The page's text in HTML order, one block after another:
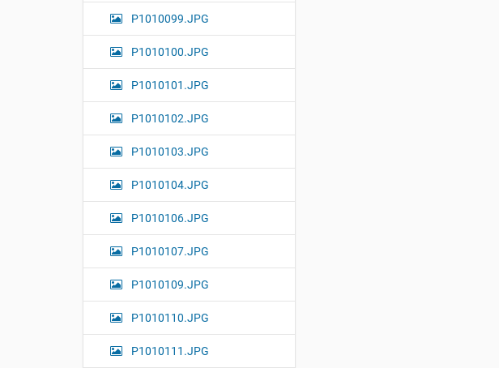
P1010099.JPG
P1010100.JPG
P1010101.JPG
P1010102.JPG
P1010103.JPG
P1010104.JPG
P1010106.JPG
P1010107.JPG
P1010109.JPG
P1010110.JPG
P1010111.JPG